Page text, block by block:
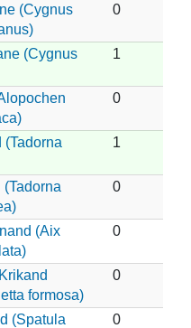
(Cygnus
0
(Cygnus
1
0
(Tadorna
1
(Tadorna
0
(Aix
0
formosa)
0
(Spatula
0